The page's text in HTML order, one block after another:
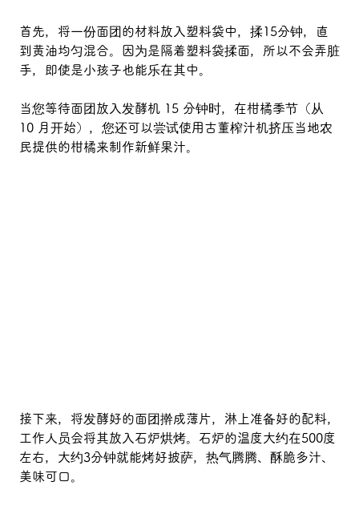
首先，将一份面团的材料放入塑料袋中，揉15分钟，直
到黄油均匀混合。因为是隔着塑料袋揉面，所以不会弄脏
手，即使是小孩子也能乐在其中。
当您等待面团放入发酵机 15 分钟时，在柑橘季节（从
10 月开始），您还可以尝试使用古董榨汁机挤压当地农
民提供的柑橘来制作新鲜果汁。
接下来，将发酵好的面团擀成薄片，淋上准备好的配料，
工作人员会将其放入石炉烘烤。石炉的温度大约在500度
左右，大约3分钟就能烤好披萨，热气腾腾、酥脆多汁、
美味可口。